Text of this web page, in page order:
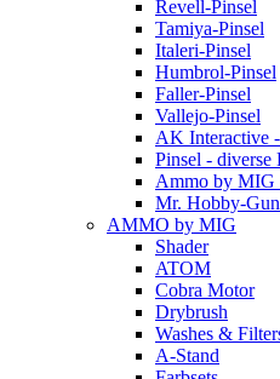
Revell-Pinsel
Tamiya-Pinsel
Italeri-Pinsel
Humbrol-Pinsel
Faller-Pinsel
Vallejo-Pinsel
AK Interactive
Pinsel - diverse
Ammo by MIG
Mr. Hobby-
AMMO by MIG
Shader
ATOM
Cobra Motor
Drybrush
Washes &
A-Stand